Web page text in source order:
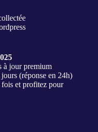
à jour premium
(réponse en 24h)
fois et profitez pour